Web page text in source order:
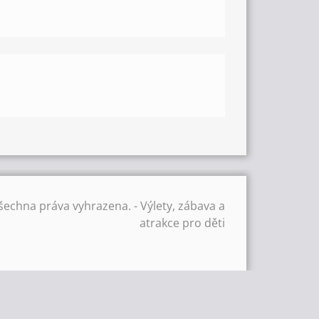
práva vyhrazena. - Výlety, zábava a
atrakce pro děti